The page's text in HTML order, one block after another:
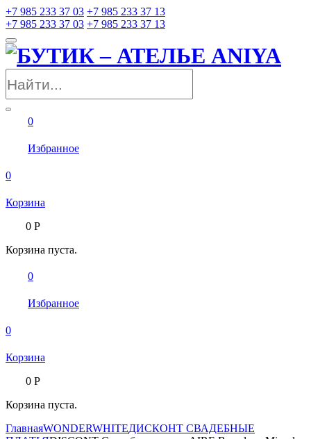
+7 985 233 37 03 +7 985 233 37 13
+7 985 233 37 03 +7 985 233 37 13
0
Избранное
0
Корзина
0Р
Корзина пуста.
0
Избранное
0
Корзина
0Р
Корзина пуста.
ГлавнаяWONDERWHITEДИСКОНТ СВАДЕБНЫЕ